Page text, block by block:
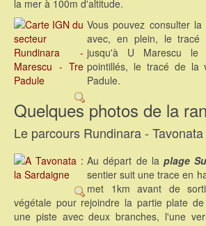
la mer à 100m d'altitude.
Vous pouvez consulter
avec, en plein, le tracé
jusqu'à U Marescu le
pointillés, le tracé de la
Padule.
Quelques photos de la
Le parcours Rundinara -
Au départ de la plage
sentier suit une trace en
met 1km avant de
végétale pour rejoindre la partie plate
une piste avec deux branches, l'une